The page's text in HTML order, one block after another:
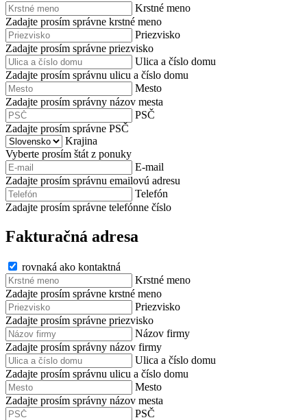
Krstné meno
Zadajte prosím správne krstné meno
Priezvisko
Zadajte prosím správne priezvisko
Ulica a číslo domu
Zadajte prosím správnu ulicu a číslo domu
Mesto
Zadajte prosím správny názov mesta
PSČ
Zadajte prosím správne PSČ
Krajina
Vyberte prosím štát z ponuky
E-mail
Zadajte prosím správnu emailovú adresu
Telefón
Zadajte prosím správne telefónne číslo
Fakturačná adresa
rovnaká ako kontaktná
Krstné meno
Zadajte prosím správne krstné meno
Priezvisko
Zadajte prosím správne priezvisko
Názov firmy
Zadajte prosím správny názov firmy
Ulica a číslo domu
Zadajte prosím správnu ulicu a číslo domu
Mesto
Zadajte prosím správny názov mesta
PSČ